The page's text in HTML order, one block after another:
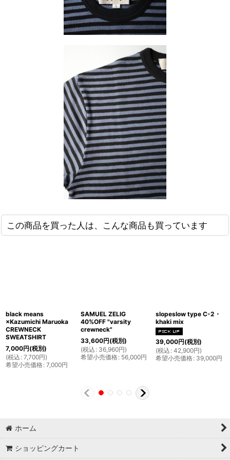
この商品を買った人は、こんな商品も買っています
black means
×Kazumichi Maruoka
CREWNECK
SWEATSHIRT
7,000円(税別)
(税込 : 7,700円)
希望小売価格: 7,000円
SAMUEL ZELIG
40%OFF "varsity
crewneck"
33,600円(税別)
(税込 : 36,960円)
希望小売価格: 56,000円
slopeslow type C-2・
khaki mix
39,000円(税別)
(税込 : 42,900円)
希望小売価格: 39,000円
ホーム
ショッピングカート